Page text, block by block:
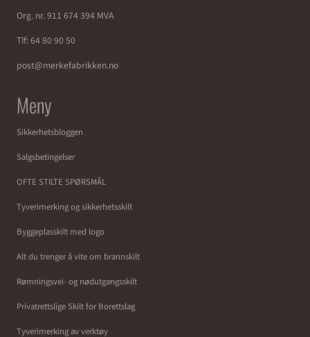
Org. nr. 911 674 394 MVA
Tlf:64 80 90 50
post@merkefabrikken.no
Meny
Sikkerhetsbloggen
Salgsbetingelser
OFTE STILTE SPØRSMÅL
Tyverimerking og sikkerhetsskilt
Byggeplasskilt med logo
Alt du trenger å vite om brannskilt
Rømningsvei- og nødutgangsskilt
Privatrettslige Skilt for Borettslag
Tyverimerking av verktøy